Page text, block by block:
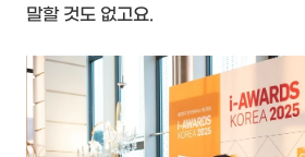
말할 것도 없고요.